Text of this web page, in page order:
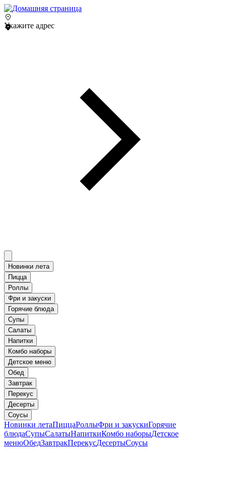
Укажите адрес
Новинки лета
Пицца
Роллы
Фри и закуски
Горячие блюда
Супы
Салаты
Напитки
Комбо наборы
Детское меню
Обед
Завтрак
Перекус
Десерты
Соусы
Новинки летаПиццаРоллыФри и закускиГорячие
блюдаСупыСалатыНапиткиКомбо наборыДетское
менюОбедЗавтракПерекусДесертыСоусы